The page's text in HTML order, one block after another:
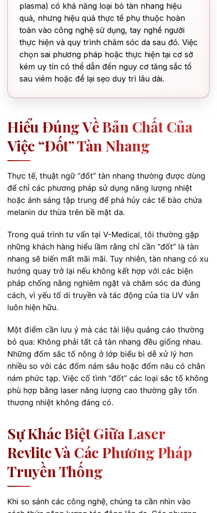
plasma) có khả năng loại bỏ tàn nhang hiệu
quả, nhưng hiệu quả thực tế phụ thuộc hoàn
toàn vào công nghệ sử dụng, tay nghề người
thực hiện và quy trình chăm sóc da sau đó. Việc
chọn sai phương pháp hoặc thực hiện tại cơ sở
kém uy tín có thể dẫn đến nguy cơ tăng sắc tố
sau viêm hoặc để lại sẹo duy trì lâu dài.
Hiểu Đúng Về Bản Chất Của
Việc “đốt” Tàn Nhang
Thực tế, thuật ngữ “đốt” tàn nhang thường được dùng
để chỉ các phương pháp sử dụng năng lượng nhiệt
hoặc ánh sáng tập trung để phá hủy các tế bào chứa
melanin dư thừa trên bề mặt da.
Trong quá trình tư vấn tại V-Medical, tôi thường gặp
những khách hàng hiểu lầm rằng chỉ cần “đốt” là tàn
nhang sẽ biến mất mãi mãi. Tuy nhiên, tàn nhang có xu
hướng quay trở lại nếu không kết hợp với các biện
pháp chống nắng nghiêm ngặt và chăm sóc da đúng
cách, vì yếu tố di truyền và tác động của tia UV vẫn
luôn hiện hữu.
Một điểm cần lưu ý mà các tài liệu quảng cáo thường
bỏ qua: Không phải tất cả tàn nhang đều giống nhau.
Những đốm sắc tố nông ở lớp biểu bì dễ xử lý hơn
nhiều so với các đốm nám sâu hoặc đốm nâu có chân
nám phức tạp. Việc cố tình “đốt” các loại sắc tố không
phù hợp bằng laser năng lượng cao thường gây tổn
thương nhiệt không đáng có.
Sự Khác Biệt Giữa Laser
Revlite Và Các Phương Pháp
Truyền Thống
Khi so sánh các công nghệ, chúng ta cần nhìn vào